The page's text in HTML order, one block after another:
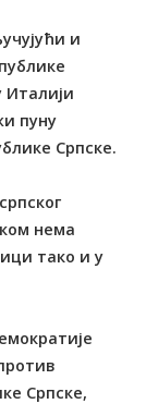
и
Италији
пуну
Српске.
нема
тако и у
Српске,